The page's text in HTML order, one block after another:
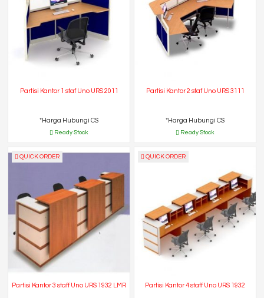
Partisi Kantor 1 staf Uno URS 2011
*Harga Hubungi CS
Ready Stock
Partisi Kantor 2 staf Uno URS 3111
*Harga Hubungi CS
Ready Stock
QUICK ORDER
Partisi Kantor 3 staff Uno URS 1932 LMR
QUICK ORDER
Partisi Kantor 4 staff Uno URS 1932